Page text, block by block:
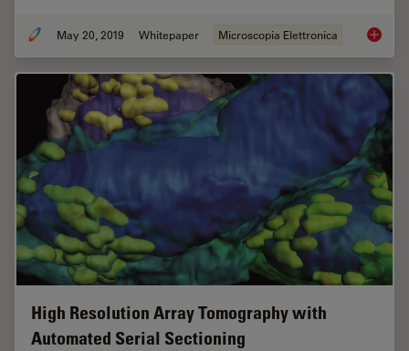
May 20, 2019 Whitepaper Microscopia Elettronica
High Resolution Array Tomography with
Automated Serial Sectioning